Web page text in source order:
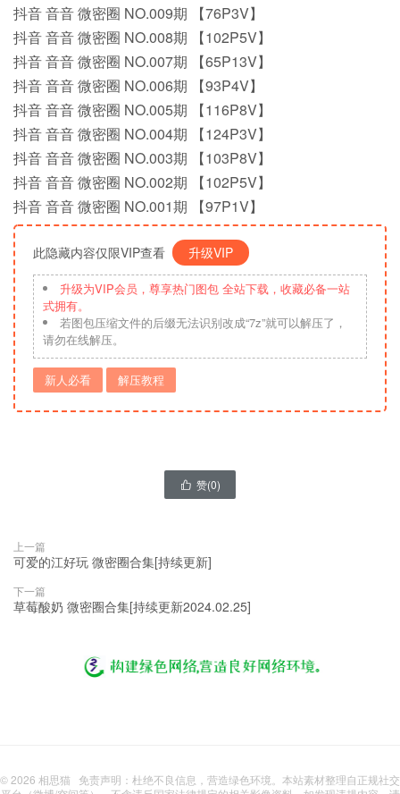
抖音 音音 微密圈 NO.009期 【76P3V】
抖音 音音 微密圈 NO.008期 【102P5V】
抖音 音音 微密圈 NO.007期 【65P13V】
抖音 音音 微密圈 NO.006期 【93P4V】
抖音 音音 微密圈 NO.005期 【116P8V】
抖音 音音 微密圈 NO.004期 【124P3V】
抖音 音音 微密圈 NO.003期 【103P8V】
抖音 音音 微密圈 NO.002期 【102P5V】
抖音 音音 微密圈 NO.001期 【97P1V】
此隐藏内容仅限VIP查看 升级VIP
升级为VIP会员，尊享热门图包 全站下载，收藏必备一站
式拥有。
若图包压缩文件的后缀无法识别改成“7z”就可以解压了，
请勿在线解压。
新人必看 解压教程
 赞(0)
上一篇
可爱的江好玩 微密圈合集[持续更新]
下一篇
草莓酸奶 微密圈合集[持续更新2024.02.25]
© 2026 相思猫 免责声明：杜绝不良信息，营造绿色环境。本站素材整理自正规社交